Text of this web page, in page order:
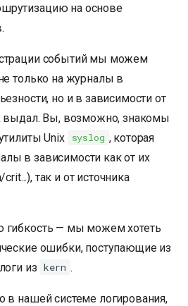
на основе
событий мы можем
только на журналы в
но и в зависимости от
выдал. Вы, возможно, знакомы
Unix
syslog , которая
в зависимости как от их
так и от источника
гибкость — мы можем хотеть
ошибки, поступающие из
из kern .
в нашей системе логирования,